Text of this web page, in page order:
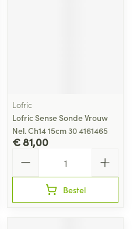
Lofric
Lofric Sense Sonde Vrouw
Nel. Ch14 15cm 30 4161465
€ 81,00
Bestel